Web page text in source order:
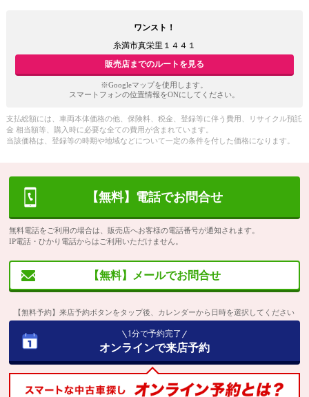
ワンスト！
糸満市真栄里１４４１
販売店までのルートを見る
※Googleマップを使用します。
スマートフォンの位置情報をONにしてください。
支払総額には、車両本体価格の他、保険料、税金、登録等に伴う費用、リサイクル預託
金 相当額等、購入時に必要な全ての費用が含まれています。
当該価格は、登録等の時期や地域などについて一定の条件を付した価格になります。
【無料】電話でお問合せ
無料電話をご利用の場合は、販売店へお客様の電話番号が通知されます。
IP電話・ひかり電話からはご利用いただけません。
【無料】メールでお問合せ
【無料予約】来店予約ボタンをタップ後、カレンダーから日時を選択してください
1分で予約完了
オンラインで来店予約